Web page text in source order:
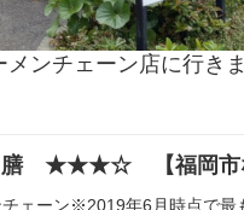
メンチェーン店に行き
膳 ★★★☆ 【福岡市
ェーン※2019年6月時点で最